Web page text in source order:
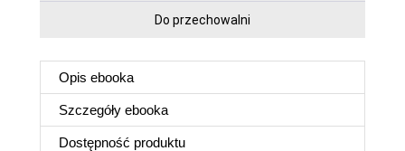
Do przechowalni
Opis ebooka
Szczegóły ebooka
Dostępność produktu